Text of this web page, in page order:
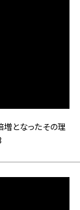
となったその理